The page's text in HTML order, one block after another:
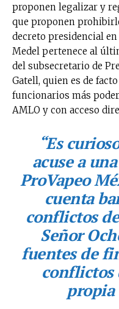
proponen legalizar y
que proponen
decreto presidencial
Medel pertenece al
del subsecretario de
Gatell, quien es de
funcionarios más
AMLO y con acceso
“Es
acuse a
ProVapeo
cuenta
conflictos
Señor
fuentes de
conflictos
propia